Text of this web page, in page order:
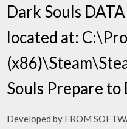
Dark Souls
located at:
Souls Prepare
Developed by FROM